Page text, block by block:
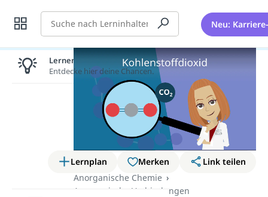
Suche Neu:
Lernplan Merken
Link teilen
Anorganische Chemie
Anorganische Verbindungen
Lernen lohnt sich!
Entdecke hier deine Chancen.